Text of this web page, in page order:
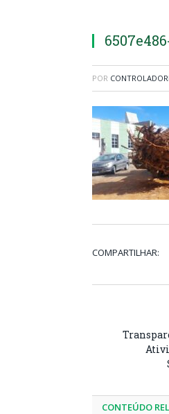
POR
COMPARTILHAR:
CONTEÚDO